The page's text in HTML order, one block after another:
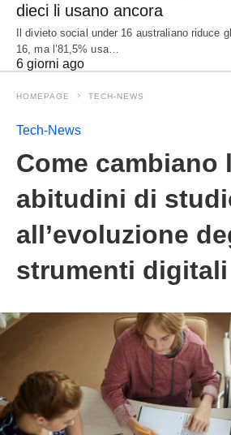
dieci li usano ancora
Il divieto social under 16 australiano riduce
16, ma l’81,5% usa…
6 giorni ago